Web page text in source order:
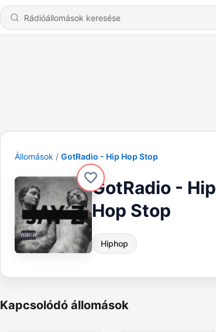
Állomások GotRadio - Hip Hop Stop
GotRadio - Hip
Hop Stop
Hiphop
Kapcsolódó állomások